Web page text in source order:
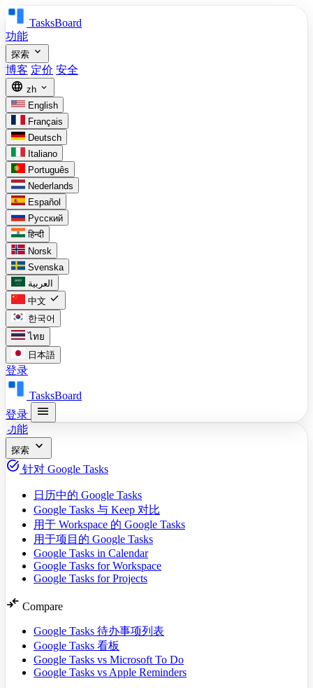
TasksBoard
功能
探索 expand_more
博客 定价 安全
language zh expand_more
English
Français
Deutsch
Italiano
Português
Nederlands
Español
Русский
हिन्दी
Norsk
Svenska
العربية
中文 check
한국어
ไทย
日本語
登录
TasksBoard
登录
menu
功能
探索 expand_more
task_alt 针对 Google Tasks
日历中的 Google Tasks
Google Tasks 与 Keep 对比
用于 Workspace 的 Google Tasks
用于项目的 Google Tasks
Google Tasks in Calendar
Google Tasks for Workspace
Google Tasks for Projects
compare_arrows Compare
Google Tasks 待办事项列表
Google Tasks 看板
Google Tasks vs Microsoft To Do
Google Tasks vs Apple Reminders